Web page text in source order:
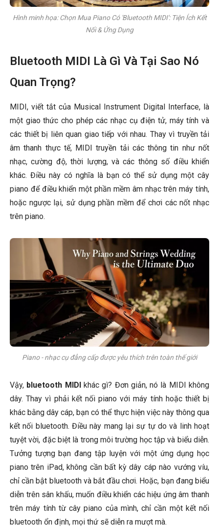
Hình minh họa: Chọn Mua Piano Có 'Bluetooth MIDI': Tiện Ích Kết
Nối & Ứng Dụng
Bluetooth MIDI Là Gì Và Tại Sao Nó
Quan Trọng?
MIDI, viết tắt của Musical Instrument Digital Interface, là
một giao thức cho phép các nhạc cụ điện tử, máy tính và
các thiết bị liên quan giao tiếp với nhau. Thay vì truyền tải
âm thanh thực tế, MIDI truyền tải các thông tin như nốt
nhạc, cường độ, thời lượng, và các thông số điều khiển
khác. Điều này có nghĩa là bạn có thể sử dụng một cây
piano để điều khiển một phần mềm âm nhạc trên máy tính,
hoặc ngược lại, sử dụng phần mềm để chơi các nốt nhạc
trên piano.
Piano - nhạc cụ đẳng cấp được yêu thích trên toàn thế giới
Vậy, bluetooth MIDIkhác gì? Đơn giản, nó là MIDI không
dây. Thay vì phải kết nối piano với máy tính hoặc thiết bị
khác bằng dây cáp, bạn có thể thực hiện việc này thông qua
kết nối bluetooth. Điều này mang lại sự tự do và linh hoạt
tuyệt vời, đặc biệt là trong môi trường học tập và biểu diễn.
Tưởng tượng bạn đang tập luyện với một ứng dụng học
piano trên iPad, không cần bất kỳ dây cáp nào vướng víu,
chỉ cần bật bluetooth và bắt đầu chơi. Hoặc, bạn đang biểu
diễn trên sân khấu, muốn điều khiển các hiệu ứng âm thanh
trên máy tính từ cây piano của mình, chỉ cần một kết nối
bluetooth ổn định, mọi thứ sẽ diễn ra mượt mà.